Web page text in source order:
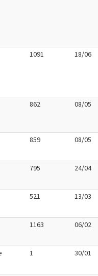
1091 18/06
862 08/05
859 08/05
795 24/04
521 13/03
1163 06/02
1 30/01